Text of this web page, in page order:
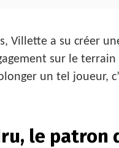
Villette a su créer
sur le
un tel joueur,
le